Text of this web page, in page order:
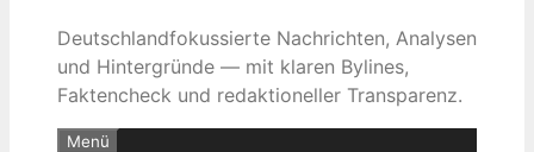
Deutschlandfokussierte Nachrichten, Analysen
und Hintergründe — mit klaren Bylines,
Faktencheck und redaktioneller Transparenz.
Menü